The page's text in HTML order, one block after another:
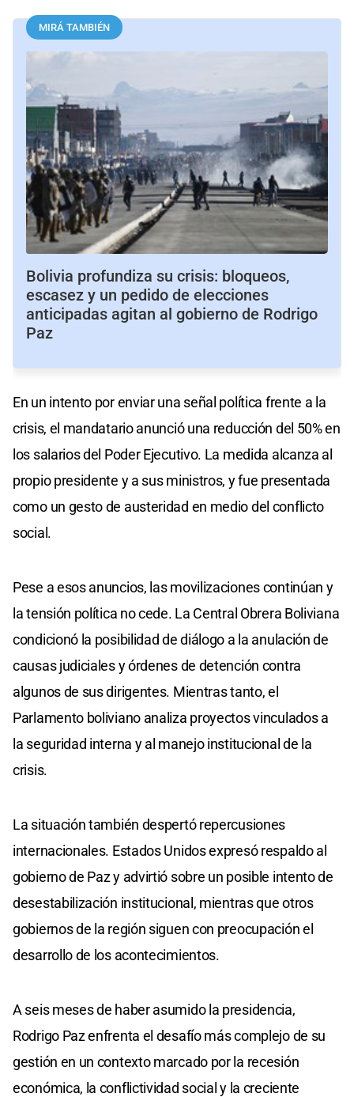
MIRÁ TAMBIÉN
Bolivia profundiza su crisis: bloqueos,
escasez y un pedido de elecciones
anticipadas agitan al gobierno de Rodrigo
Paz
En un intento por enviar una señal política frente a la
crisis, el mandatario anunció una reducción del 50% en
los salarios del Poder Ejecutivo. La medida alcanza al
propio presidente y a sus ministros, y fue presentada
como un gesto de austeridad en medio del conflicto
social.
Pese a esos anuncios, las movilizaciones continúan y
la tensión política no cede. La Central Obrera Boliviana
condicionó la posibilidad de diálogo a la anulación de
causas judiciales y órdenes de detención contra
algunos de sus dirigentes. Mientras tanto, el
Parlamento boliviano analiza proyectos vinculados a
la seguridad interna y al manejo institucional de la
crisis.
La situación también despertó repercusiones
internacionales. Estados Unidos expresó respaldo al
gobierno de Paz y advirtió sobre un posible intento de
desestabilización institucional, mientras que otros
gobiernos de la región siguen con preocupación el
desarrollo de los acontecimientos.
A seis meses de haber asumido la presidencia,
Rodrigo Paz enfrenta el desafío más complejo de su
gestión en un contexto marcado por la recesión
económica, la conflictividad social y la creciente